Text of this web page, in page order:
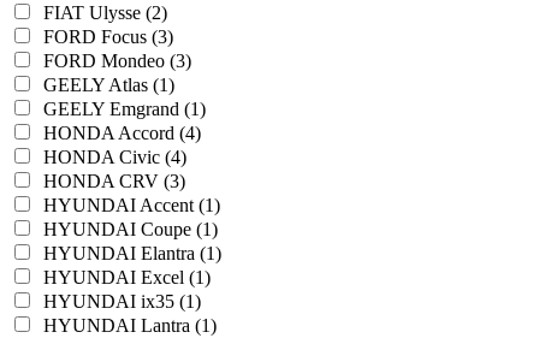
FIAT Ulysse (2)
FORD Focus (3)
FORD Mondeo (3)
GEELY Atlas (1)
GEELY Emgrand (1)
HONDA Accord (4)
HONDA Civic (4)
HONDA CRV (3)
HYUNDAI Accent (1)
HYUNDAI Coupe (1)
HYUNDAI Elantra (1)
HYUNDAI Excel (1)
HYUNDAI ix35 (1)
HYUNDAI Lantra (1)